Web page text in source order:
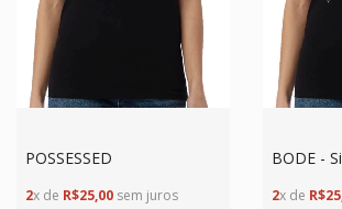
POSSESSED
2x de R$25,00 sem juros
BODE -
2x de